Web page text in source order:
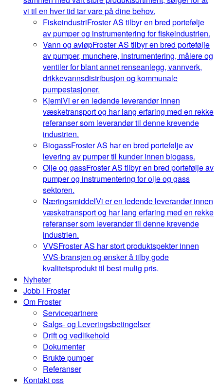
vi til en hver tid tar vare på dine behov.
FiskeindustriFroster AS tilbyr en bred portefølje
av pumper og instrumentering for fiskeindustrien.
Vann og avløpFroster AS tilbyr en bred portefølje
av pumper, munchere, instrumentering, målere og
ventiler for blant annet renseanlegg, vannverk,
drikkevannsdistribusjon og kommunale
pumpestasjoner.
KjemiVi er en ledende leverandør innen
væsketransport og har lang erfaring med en rekke
referanser som leverandør til denne krevende
industrien.
BiogassFroster AS har en bred portefølje av
levering av pumper til kunder innen biogass.
Olje og gassFroster AS tilbyr en bred portefølje av
pumper og instrumentering for olje og gass
sektoren.
NæringsmiddelVi er en ledende leverandør innen
væsketransport og har lang erfaring med en rekke
referanser som leverandør til denne krevende
industrien.
VVSFroster AS har stort produktspekter innen
VVS-bransjen og ønsker å tilby gode
kvalitetsprodukt til best mulig pris.
Nyheter
Jobb i Froster
Om Froster
Servicepartnere
Salgs- og Leveringsbetingelser
Drift og vedlikehold
Dokumenter
Brukte pumper
Referanser
Kontakt oss